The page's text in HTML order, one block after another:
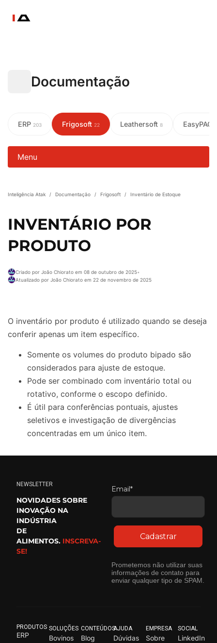
Documentação
ERP 203 Frigosoft 22 Leathersoft 8 EasyPAC
Menu
Inteligência Atak / Documentação / Frigosoft / Inventário de Estoque
INVENTÁRIO POR
PRODUTO
Criado por João Chiorato em 08 de outubro de 2025•
Atualizado por João Chiorato em 22 de novembro de 2025
O inventário por produto é utilizado quando se deseja
conferir apenas um item específico.
Somente os volumes do produto bipado são
considerados para ajuste de estoque.
Pode ser combinado com inventário total ou
rotativo, conforme o escopo definido.
É útil para conferências pontuais, ajustes
seletivos e investigação de divergências
concentradas em um único item.
NEWSLETTER
NOVIDADES SOBRE
INOVAÇÃO NA
INDÚSTRIA
DE
ALIMENTOS. INSCREVA-
SE!
Email*
Cadastrar
Prometemos não utilizar suas
informações de contato para
enviar qualquer tipo de SPAM.
PRODUTOS
ERP
SOLUÇÕES
Bovinos
CONTEÚDOS
Blog
AJUDA
Dúvidas
EMPRESA
Sobre
SOCIAL
LinkedIn